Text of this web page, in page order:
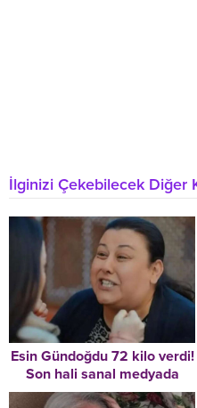
İlginizi Çekebilecek Diğer
Esin Gündoğdu 72 kilo verdi!
Son hali sanal medyada
gündem oldu